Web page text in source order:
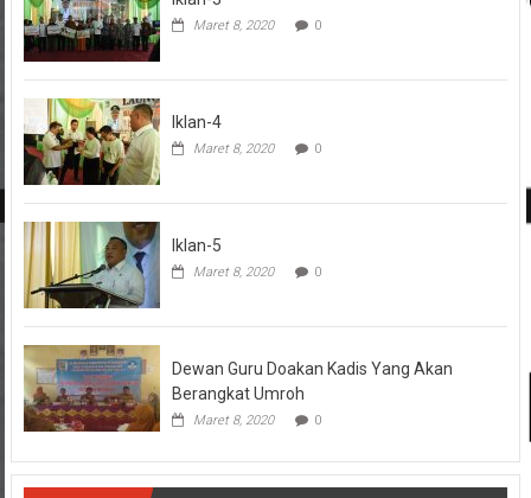
Maret 8, 2020 0
Iklan-4
Maret 8, 2020 0
Iklan-5
Maret 8, 2020 0
Dewan Guru Doakan Kadis Yang Akan
Berangkat Umroh
Maret 8, 2020 0